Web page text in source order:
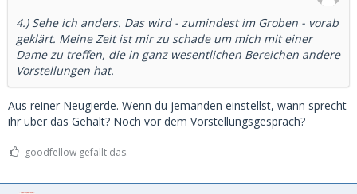
4.) Sehe ich anders. Das wird - zumindest im Groben - vorab
geklärt. Meine Zeit ist mir zu schade um mich mit einer
Dame zu treffen, die in ganz wesentlichen Bereichen andere
Vorstellungen hat.
Aus reiner Neugierde. Wenn du jemanden einstellst, wann sprecht
ihr über das Gehalt? Noch vor dem Vorstellungsgespräch?
goodfellow gefällt das.